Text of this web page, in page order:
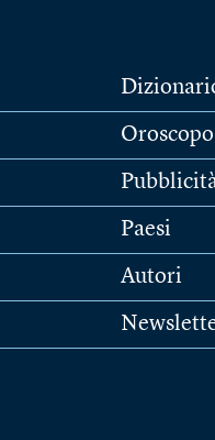
Oroscopo
Paesi
Autori